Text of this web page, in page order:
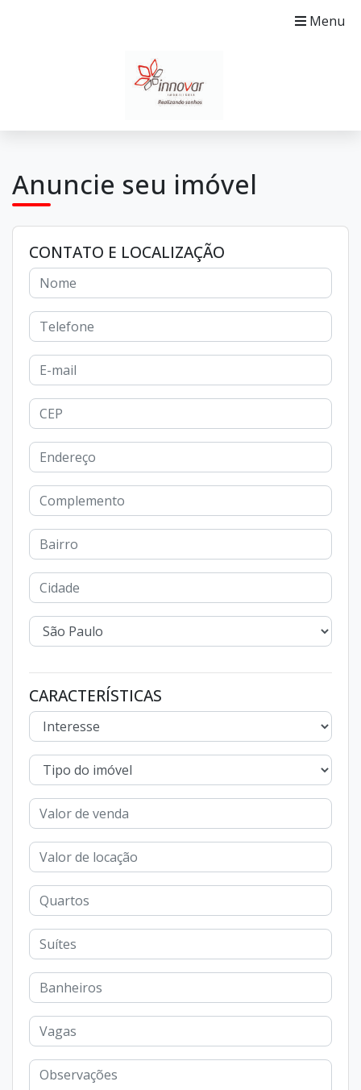
Menu
Anuncie seu imóvel
CONTATO E LOCALIZAÇÃO
CARACTERÍSTICAS